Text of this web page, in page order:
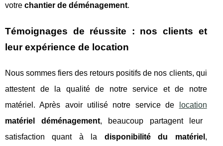
votre chantier de déménagement.
Témoignages de réussite : nos clients et
leur expérience de location
Nous sommes fiers des retours positifs de nos clients, qui
attestent de la qualité de notre service et de notre
matériel. Après avoir utilisé notre service de
location
matériel déménagement, beaucoup partagent leur
satisfaction quant à la disponibilité du matériel ,